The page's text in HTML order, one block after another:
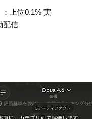
上位0.1% 実
配信